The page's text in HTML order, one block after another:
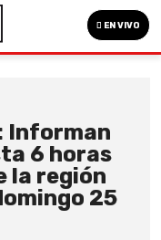
EN VIVO
Informan
6 horas
la región
25